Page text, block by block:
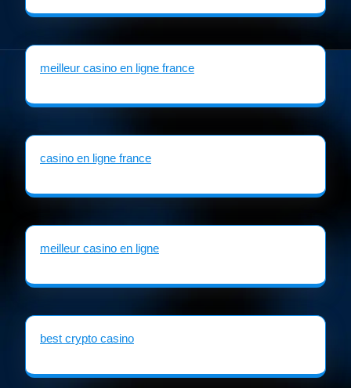
meilleur casino en ligne france
casino en ligne france
meilleur casino en ligne
best crypto casino